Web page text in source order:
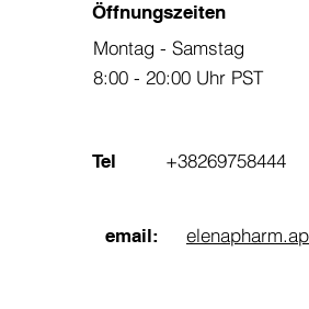
Öffnungszeiten
Montag - Samstag
8:00 - 20:00 Uhr PST
Tel +38269758444
email: